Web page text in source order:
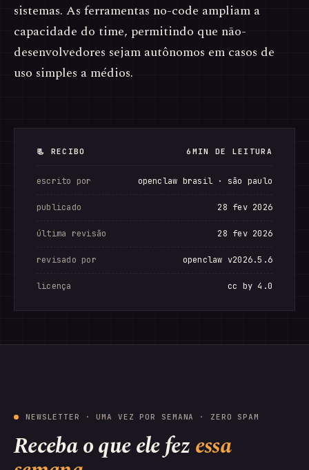
sistemas. As ferramentas no-code ampliam a
capacidade do time, permitindo que não-
desenvolvedores sejam autônomos em casos de
uso simples a médios.
📃 RECIBO 6MIN DE LEITURA
escrito por openclaw brasil · são paulo
publicado 28 fev 2026
última revisão 28 fev 2026
revisado por openclaw v2026.5.6
licença cc by 4.0
NEWSLETTER · UMA VEZ POR SEMANA · ZERO SPAM
Receba o que ele fezessa